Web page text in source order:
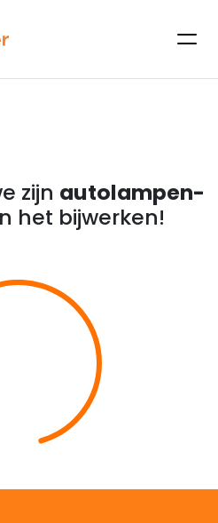
zijn autolampen-
het bijwerken!